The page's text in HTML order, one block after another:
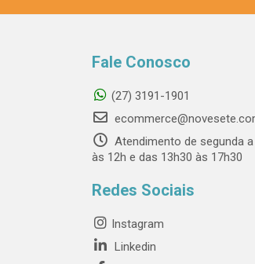
Fale Conosco
(27) 3191-1901
Atendimento de segunda
às 12h e das 13h30 às 17h30
Redes Sociais
Instagram
Linkedin